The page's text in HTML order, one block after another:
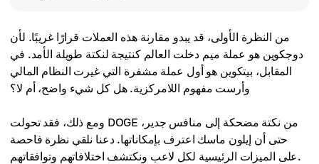
من النظرة الأولى، قد يبدو مقارنة هذه العملات قرارًا غريبًا. لأن
دوجكوين هو عملة ميم دخلت العالم كنتيجة لنكتة طويلة الأمد. في
المقابل، بيتكوين هو أول عملة مشفرة التي غيرت النظام المالي
وأرست مفهوم اللامركزية. هل كل شيء واضح، أم لا؟
ومع ذلك، فقد تحولت DOGE من نكتة مضحكة إلى منافس جدير،
حتى أن إيلون ماسك اعترف بإمكاناتها. دعنا نلقي نظرة فاحصة
على الميزات الرئيسية لكل لاعب ونكتشف اختلافاتهم وتوافقاتهم.